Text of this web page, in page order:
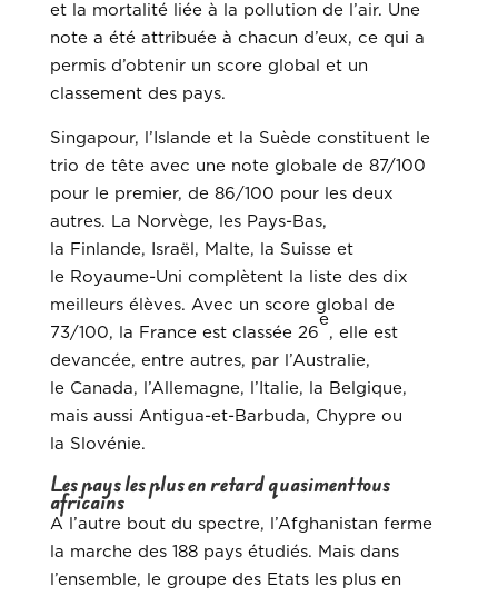
et la mortalité liée à la pollution de l’air. Une
note a été attribuée à chacun d’eux, ce qui a
permis d’obtenir un score global et un
classement des pays.
Singapour, l’Islande et la Suède constituent le
trio de tête avec une note globale de 87/100
pour le premier, de 86/100 pour les deux
autres. La Norvège, les Pays-Bas,
la Finlande, Israël, Malte, la Suisse et
le Royaume-Uni complètent la liste des dix
meilleurs élèves. Avec un score global de
73/100, la France est classée 26
e
, elle est
devancée, entre autres, par l’Australie,
le Canada, l’Allemagne, l’Italie, la Belgique,
mais aussi Antigua-et-Barbuda, Chypre ou
la Slovénie.
Les pays les plus en retard quasiment tous
africains
A l’autre bout du spectre, l’Afghanistan ferme
la marche des 188 pays étudiés. Mais dans
l’ensemble, le groupe des Etats les plus en